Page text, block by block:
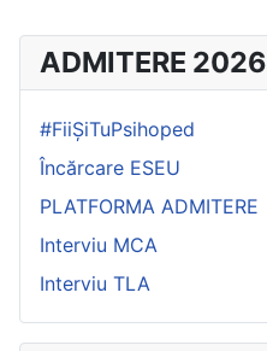
ADMITERE 2026
#FiiȘiTuPsihoped
Încărcare ESEU
PLATFORMA ADMITERE
Interviu MCA
Interviu TLA